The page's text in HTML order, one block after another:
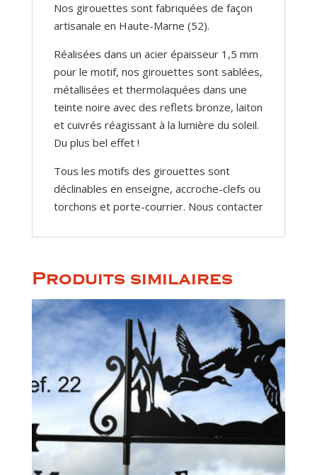
Nos girouettes sont fabriquées de façon
artisanale en Haute-Marne (52).
Réalisées dans un acier épaisseur 1,5 mm
pour le motif, nos girouettes sont sablées,
métallisées et thermolaquées dans une
teinte noire avec des reflets bronze, laiton
et cuivrés réagissant à la lumière du soleil.
Du plus bel effet !
Tous les motifs des girouettes sont
déclinables en enseigne, accroche-clefs ou
torchons et porte-courrier. Nous contacter
Produits similaires